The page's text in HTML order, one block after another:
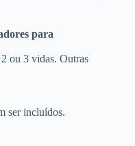
para
ou 3 vidas. Outras
ser incluídos.